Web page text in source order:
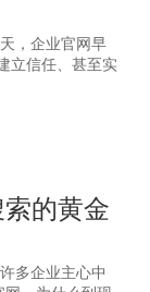
，企业官网早
立信任、甚至实
的黄金
多企业主心中